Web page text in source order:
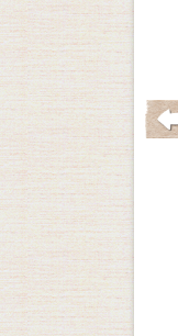
10/26
はじめてのウクレレ
第２・４月曜
（全6回）
14：50～16：20 定員 6名
を見る